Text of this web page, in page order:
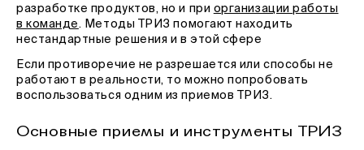
разработке продуктов, но и при организации работы
в команде. Методы ТРИЗ помогают находить
нестандартные решения и в этой сфере
Если противоречие не разрешается или способы не
работают в реальности, то можно попробовать
воспользоваться одним из приемов ТРИЗ.
Основные приемы и инструменты ТРИЗ